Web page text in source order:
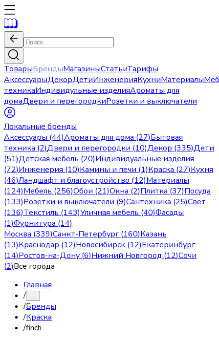
ТоварыБрендыМагазиныСтатьиТарифы
АксессуарыДекорДетиИнженерияКухниМатериалы
техникаИндивидульные изделияАроматы для
домаДвери и перегородкиРозетки и выключатели
Локальные бренды
Аксессуары (44)Ароматы для дома (27)Бытовая
техника (2)Двери и перегородки (10)Декор (335)Дети
(51)Детская мебель (20)Индивидуальные изделия
(72)Инженерия (10)Камины и печи (1)Краска (27)Кухня
(46)Ландшафт и благоустройство (12)Материалы
(124)Мебель (256)Обои (21)Окна (2)Плитка (37)Посуда
(133)Розетки и выключатели (9)Сантехника (25)Свет
(136)Текстиль (143)Уличная мебель (40)Фасады
(1)Фурнитура (14)
Москва (339)Санкт-Петербург(160)Казань
(13)Краснодар (12)Новосибирск (12)Екатеринбург
(14)Ростов-на-Дону (6)Нижний Новгород (12)Сочи
(2)Все города
Главная
/ …
/Бренды
/Краска
/finch